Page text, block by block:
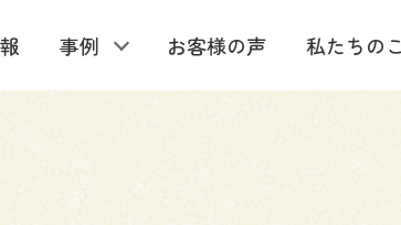
事例 お客様の声 私たちの